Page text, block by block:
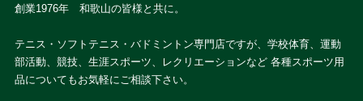
創業1976年 和歌山の皆様と共に。
テニス・ソフトテニス・バドミントン専門店ですが、学校体育、運動
部活動、競技、生涯スポーツ、レクリエーションなど 各種スポーツ用
品についてもお気軽にご相談下さい。